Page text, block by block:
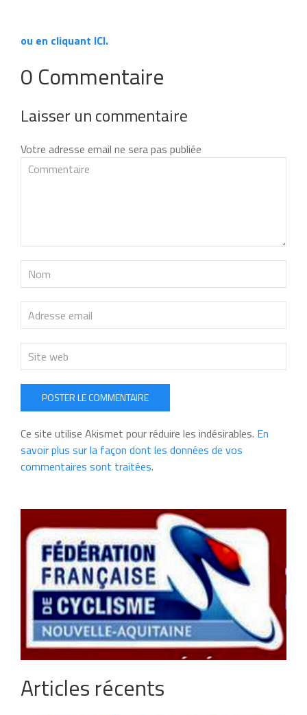
ou en cliquant ICI.
0 Commentaire
Laisser un commentaire
Votre adresse email ne sera pas publiée
POSTER LE COMMENTAIRE
Ce site utilise Akismet pour réduire les indésirables. En
savoir plus sur la façon dont les données de vos
commentaires sont traitées.
Articles récents